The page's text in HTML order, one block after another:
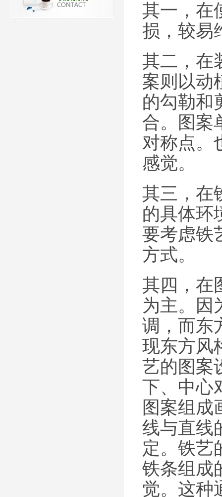
其一，在
损，较易
其二，在
案则以动
的勾勒和
合。图案
对称点。
感觉。
其三，在
的具体环
要考虑铁
方式。
其四，在
为主。因
调，而东
现东方风
艺的图案
下、中心
图案组成
线与直线
定。铁艺
铁条组成
觉。这种